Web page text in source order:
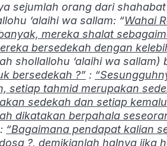
sejumlah orang dari
‘alaihi wa sallam: “Wahai
mereka shalat
bersedekah dengan
shollallohu ‘alaihi wa sallam)
bersedekah ?” :
setiap tahmid merupakan
sedekah dan setiap
dikatakan berpahala
“Bagaimana pendapat kalian
?, demikianlah halnya jika